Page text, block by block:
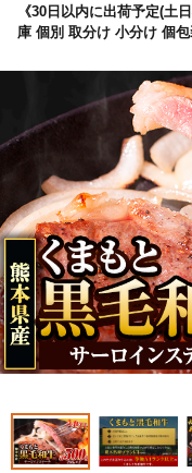
《30日以内に出荷予定(土
庫 個別 取分け 小分け 個